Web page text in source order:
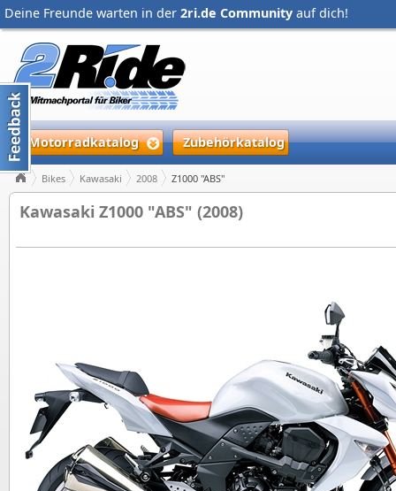
Deine Freunde warten in der 2ri.de Community auf dich!
Motorradkatalog Zubehörkatalog
Bikes Kawasaki 2008 Z1000 "ABS"
Kawasaki Z1000 "ABS" (2008)